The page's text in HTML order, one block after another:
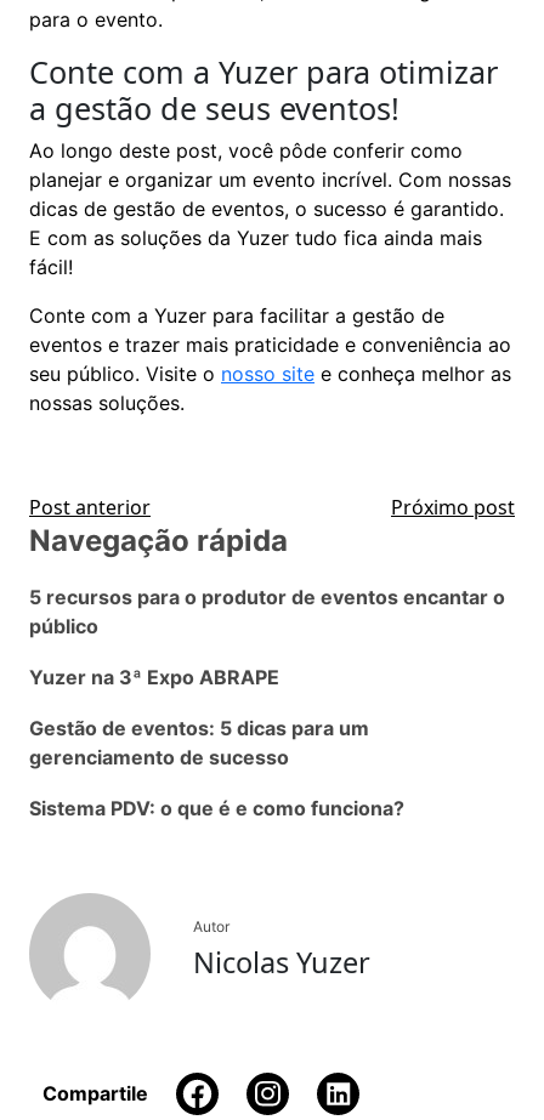
para o evento.
Conte com a Yuzer para otimizar
a gestão de seus eventos!
Ao longo deste post, você pôde conferir como
planejar e organizar um evento incrível. Com nossas
dicas de gestão de eventos, o sucesso é garantido.
E com as soluções da Yuzer tudo fica ainda mais
fácil!
Conte com a Yuzer para facilitar a gestão de
eventos e trazer mais praticidade e conveniência ao
seu público. Visite o nosso site e conheça melhor as
nossas soluções.
Post anterior Próximo post
Navegação rápida
5 recursos para o produtor de eventos encantar o
público
Yuzer na 3ª Expo ABRAPE
Gestão de eventos: 5 dicas para um
gerenciamento de sucesso
Sistema PDV: o que é e como funciona?
Autor
Nicolas Yuzer
Compartile